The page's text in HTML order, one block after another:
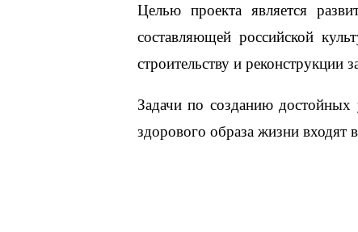
Целью проекта является
составляющей российской
строительству и реконструкции
Задачи по созданию достойных
здорового образа жизни